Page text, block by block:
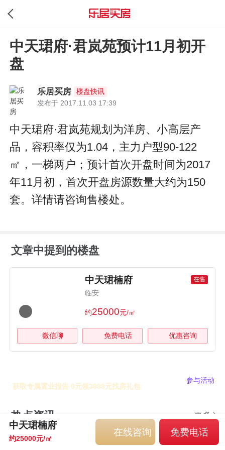
中天珺府·君岚苑预计11月初开
盘
乐居买房
楼盘快讯
发布于 2017.11.03 17:39
中天珺府·君岚苑规划为洋房、小高层产
品，容积率仅为1.04，主力户型90-122
㎡，一梯两户；预计首次开盘时间为2017
年11月初，首次开盘房源数量大约为150
套。详情请咨询售楼处。
文章中提到的楼盘
中天珺楠府 在售
临安
约25000元/㎡
微信聊 免费电话 优惠咨询
获取专属置业报告 0元领3888元找房礼包
参与活动
热点资讯 更多
中天珺楠府
约25000元/㎡
在线咨询 免费电话